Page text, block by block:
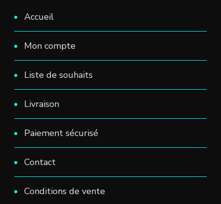
Accueil
Mon compte
Liste de souhaits
Livraison
Paiement sécurisé
Contact
Conditions de vente